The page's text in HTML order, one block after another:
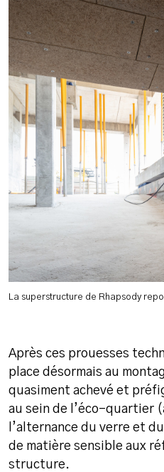
La superstructure de Rhapsody
Après ces prouesses
place désormais au
quasiment achevé et
au sein de l’éco-quartier
l’alternance du verre et
de matière sensible aux
structure.